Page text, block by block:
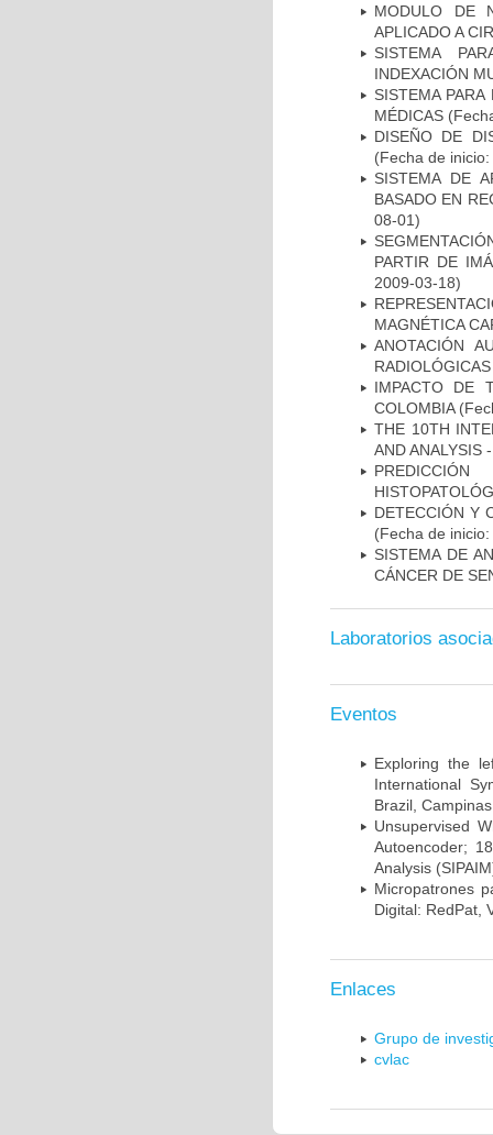
MODULO DE
APLICADO A
SISTEMA
INDEXACIÓN
SISTEMA
MÉDICAS
DISEÑO DE
(Fecha de
SISTEMA DE
BASADO EN
08-01)
PARTIR DE
2009-03-18)
MAGNÉTICA
ANOTACIÓN
IMPACTO DE
COLOMBIA
THE 10TH
AND ANALYSIS
DETECCIÓN Y
(Fecha de
SISTEMA DE
CÁNCER DE
Laboratorios
Eventos
Exploring the
International
Brazil,
Unsupervised
Autoencoder;
Analysis
Micropatrones
Digital: RedPat,
Enlaces
Grupo de
cvlac